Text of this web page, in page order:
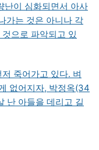
난이 심화되면서 아사
가는 것은 아니나 각
으로 파악되고 있
죽어가고 있다. 벼
없어지자, 박정옥(34
난 아들을 데리고 길